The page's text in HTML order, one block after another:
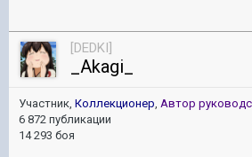
[DEDKI]
_Akagi_
Участник, Коллекционер, Автор
6 872 публикации
14 293 боя